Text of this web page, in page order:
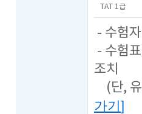
TAT 1급
- 수험
- 수험
조치
(단, 유
가기]